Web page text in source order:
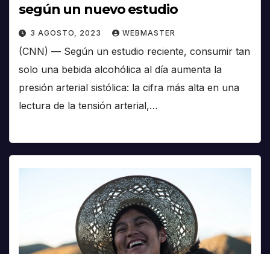
según un nuevo estudio
3 AGOSTO, 2023 WEBMASTER
(CNN) — Según un estudio reciente, consumir tan
solo una bebida alcohólica al día aumenta la
presión arterial sistólica: la cifra más alta en una
lectura de la tensión arterial,…